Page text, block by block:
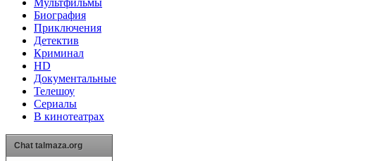
Мультфильмы
Биография
Приключения
Детектив
Криминал
HD
Документальные
Телешоу
Сериалы
В кинотеатрах
Chat talmaza.org